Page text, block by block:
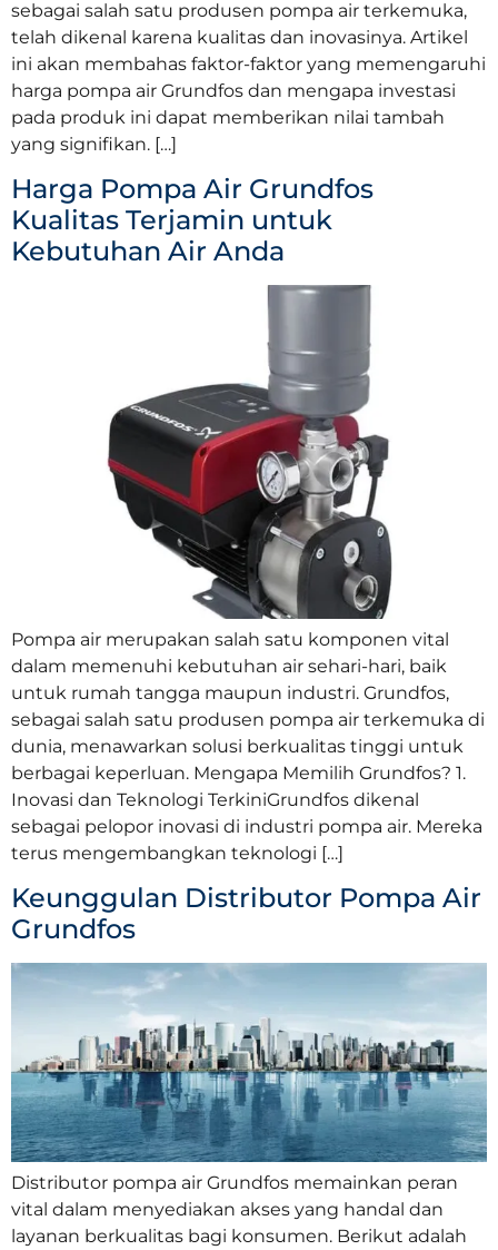
sebagai salah satu produsen pompa air terkemuka,
telah dikenal karena kualitas dan inovasinya. Artikel
ini akan membahas faktor-faktor yang memengaruhi
harga pompa air Grundfos dan mengapa investasi
pada produk ini dapat memberikan nilai tambah
yang signifikan. […]
Harga Pompa Air Grundfos
Kualitas Terjamin untuk
Kebutuhan Air Anda
Pompa air merupakan salah satu komponen vital
dalam memenuhi kebutuhan air sehari-hari, baik
untuk rumah tangga maupun industri. Grundfos,
sebagai salah satu produsen pompa air terkemuka di
dunia, menawarkan solusi berkualitas tinggi untuk
berbagai keperluan. Mengapa Memilih Grundfos? 1.
Inovasi dan Teknologi TerkiniGrundfos dikenal
sebagai pelopor inovasi di industri pompa air. Mereka
terus mengembangkan teknologi […]
Keunggulan Distributor Pompa Air
Grundfos
Distributor pompa air Grundfos memainkan peran
vital dalam menyediakan akses yang handal dan
layanan berkualitas bagi konsumen. Berikut adalah